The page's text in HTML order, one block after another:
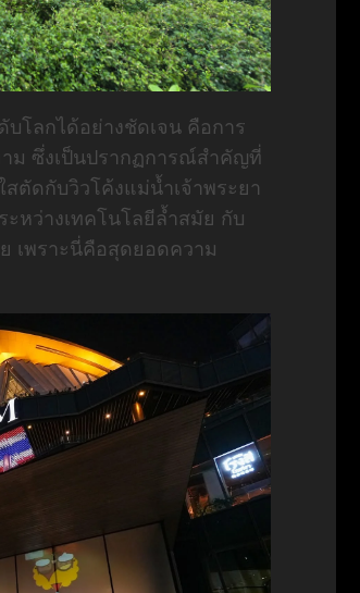
โลกได้อย่างชัดเจน คือการ
ม ซึ่งเป็นปรากฏการณ์สำคัญที่
ตัดกับวิวโค้งแม่น้ำเจ้าพระยา
หว่างเทคโนโลยีล้ำสมัย กับ
เพราะนี่คือสุดยอดความ